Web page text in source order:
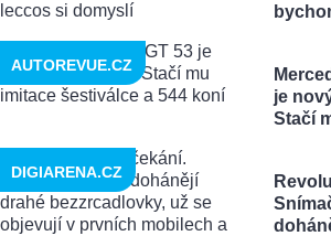
je
Stačí
AUTOREVUE.CZ
DIGIARENA.CZ